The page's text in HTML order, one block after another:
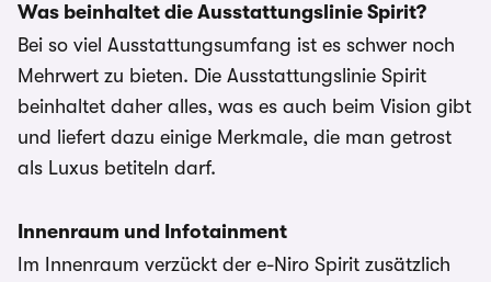
Was beinhaltet die Ausstattungslinie Spirit?
Bei so viel Ausstattungsumfang ist es schwer noch
Mehrwert zu bieten. Die Ausstattungslinie Spirit
beinhaltet daher alles, was es auch beim Vision gibt
und liefert dazu einige Merkmale, die man getrost
als Luxus betiteln darf.
Innenraum und Infotainment
Im Innenraum verzückt der e-Niro Spirit zusätzlich